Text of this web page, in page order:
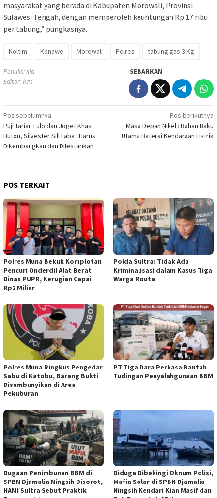
masyarakat yang berada di Kabupaten Morowali, Provinsi
Sulawesi Tengah, dengan memperoleh keuntungan Rp.17 ribu
per tabung,” pungkasnya.
Koltim Konawe Morowali Polres tabung gas 3 Kg
Penulis: ilfa
Editor: kas
SEBARKAN
Navigasi
pos
Pos sebelumnya
Puji Tarian Lulo dan Joget Khas
Buton, Silvester Sili Laba : Harus
Dikembangkan dan Dilestarikan
Pos berikutnya
Masa Depan Nikel : Bahan Baku
Utama Baterai Kendaraan Listrik
POS TERKAIT
Polres Muna Bekuk Komplotan
Pencuri Onderdil Alat Berat
Dinas PUPR, Kerugian Capai
Rp2 Miliar
Polda Sultra: Tidak Ada
Kriminalisasi dalam Kasus Tiga
Warga Routa
Polres Muna Ringkus Pengedar
Sabu di Katobu, Barang Bukti
Disembunyikan di Area
Pekuburan
PT Tiga Dara Perkasa Bantah
Tudingan Penyalahgunaan BBM
Dugaan Penimbunan BBM di
SPBN Djamalia Ningsih Disorot,
HAMI Sultra Sebut Praktik
Diduga Dibekingi Oknum Polisi,
Mafia Solar di SPBN Djamalia
Ningsih Kendari Kian Masif dan